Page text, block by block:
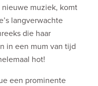
nieuwe muziek, komt
langverwachte
die haar
in een mum van tijd
hot!
een prominente